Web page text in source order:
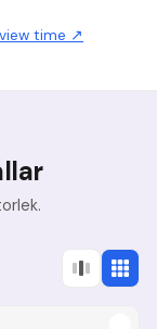
time ↗